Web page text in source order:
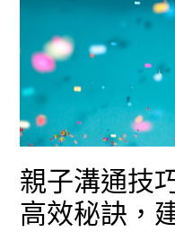
養
技
巧：
年
臨
親子溝通技
高效秘訣，